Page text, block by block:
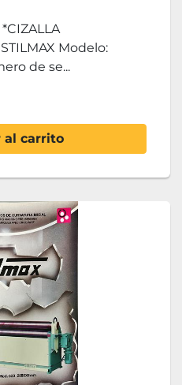
Modelo:
de se...
al carrito